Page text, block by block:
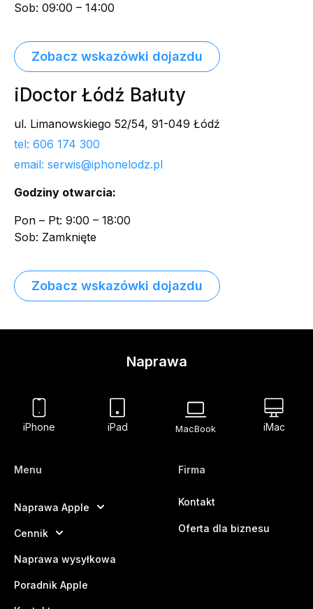
Sob: 09:00 – 14:00
Zobacz wskazówki dojazdu
iDoctor Łódź Bałuty
ul. Limanowskiego 52/54, 91-049 Łódź
tel: 606 174 300
email: serwis@iphonelodz.pl
Godziny otwarcia:
Pon – Pt: 9:00 – 18:00
Sob: Zamknięte
Zobacz wskazówki dojazdu
Naprawa
iPhone iPad MacBook iMac
Menu
Naprawa Apple
Cennik
Naprawa wysyłkowa
Poradnik Apple
Firma
Kontakt
Oferta dla biznesu